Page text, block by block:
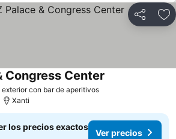
Compartir
exterior con bar de aperitivosVer precios
Congress Center
Xanti
los precios exactos
Ver precios